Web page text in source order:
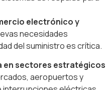
electrónico y
necesidades
del suministro es crítica.
en sectores estratégicos
aeropuertos y